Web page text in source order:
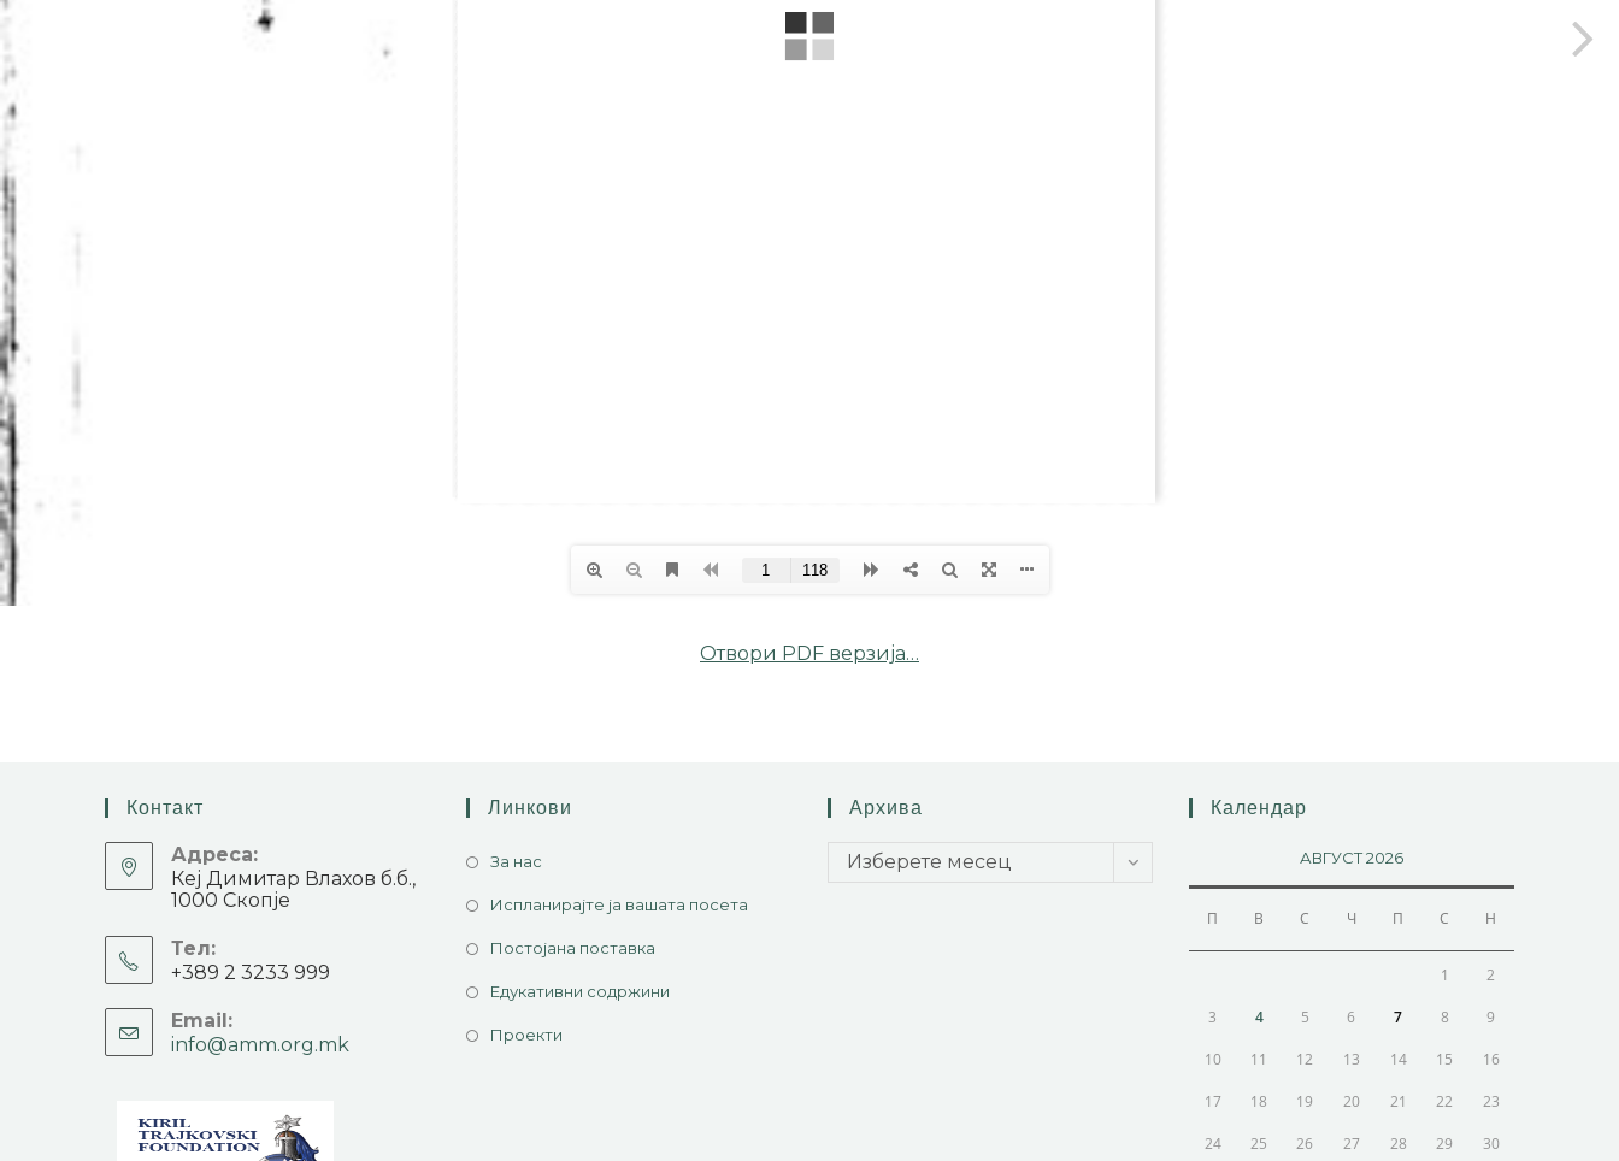
Отвори PDF верзија…
Контакт
Адреса:
Кеј Димитар Влахов б.б.,
1000 Скопје
Тел:
+389 2 3233 999
Email:
info@amm.org.mk
Линкови
За нас
Испланирајте ја вашата посета
Постојана поставка
Едукативни содржини
Проекти
Архива
Изберете месец
Календар
АВГУСТ 2026
П В С Ч П С Н
1 2
3 4 5 6 7 8 9
10 11 12 13 14 15 16
17 18 19 20 21 22 23
24 25 26 27 28 29 30